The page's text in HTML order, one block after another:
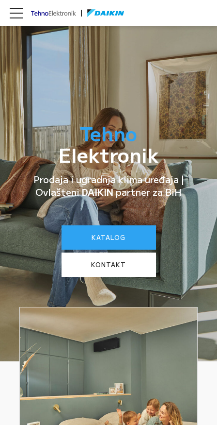
Tehno
Elektronik
Prodaja i ugradnja klima uređaja |
OvlašteniDAIKINpartner za BiH
KATALOG
KONTAKT